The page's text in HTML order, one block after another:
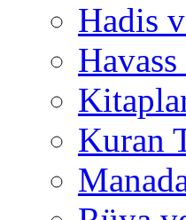
Hadis
Kuran